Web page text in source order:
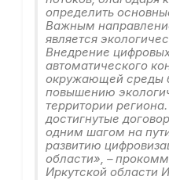
определить
Важным
является
Внедрение
автоматического
окружающей среды
повышению
территории
достигнутые
одним шагом на
развитию
области», –
Иркутской области